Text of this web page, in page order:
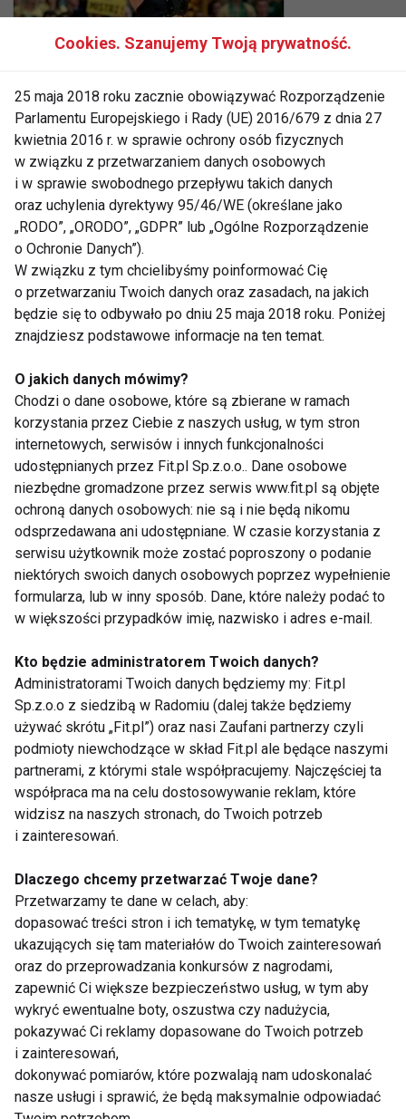
miejsca ekscytacji, gdyż atmosfera na hali dodała mi
otuchy.
męskich - obserwuje Twoje ruchy w meczowych
przerwach?
Ekscytację!! Występy przed liczną publicznością
trzeba kochać - to nieodłączny element tego sportu.
Im więcej ludzi na trybunach tym pewniej się czuję.
Brawa kibiców są dla nas największą nagrodą.
Taniecto Twój sposób na życie? Czy może robisz
coś innego na co dzień?
Właśnie ukończyłam kurs instruktora fitness.
Zamierzam dalej poszerzać swoje kwalifikacje w
dziedzinie prowadzenia zajęć i mam nadzieję też
zacząć pracę w tym zawodzie. Niedawno
ukończyłam studia na kierunku Psychologia w
Zarządzaniu. Poza tym dla relaksu uwielbiam czytać
książki i właśnie rozpoczęłam naukę j. włoskiego.
Ale taniec jest w moim życiu numerem jeden!
Przez kilka lat występów na pewno zdarzyły się
jakieś zabawne historie podczas tańca. Co
wspominasz najmilej?
Takich sytuacji było bardzo wiele. Kiedyś koleżanka
w wyniku szybkiego przebierania się między
układami założyła 2 lewe buty; sama zgubiłam
jednego podczas tańca. Druga koleżanka wybiegła
na układ, którego kompletnie nie znała i musiała
Cookies. Szanujemy Twoją prywatność.
25 maja 2018 roku zacznie obowiązywać Rozporządzenie
Parlamentu Europejskiego i Rady (UE) 2016/679 z dnia 27
kwietnia 2016 r. w sprawie ochrony osób fizycznych
w związku z przetwarzaniem danych osobowych
i w sprawie swobodnego przepływu takich danych
oraz uchylenia dyrektywy 95/46/WE (określane jako
„RODO”, „ORODO”, „GDPR” lub „Ogólne Rozporządzenie
o Ochronie Danych”).
W związku z tym chcielibyśmy poinformować Cię
o przetwarzaniu Twoich danych oraz zasadach, na jakich
będzie się to odbywało po dniu 25 maja 2018 roku. Poniżej
znajdziesz podstawowe informacje na ten temat.
O jakich danych mówimy?
Chodzi o dane osobowe, które są zbierane w ramach
korzystania przez Ciebie z naszych usług, w tym stron
internetowych, serwisów i innych funkcjonalności
udostępnianych przez Fit.pl Sp.z.o.o.. Dane osobowe
niezbędne gromadzone przez serwis www.fit.pl są objęte
ochroną danych osobowych: nie są i nie będą nikomu
odsprzedawana ani udostępniane. W czasie korzystania z
serwisu użytkownik może zostać poproszony o podanie
niektórych swoich danych osobowych poprzez wypełnienie
formularza, lub w inny sposób. Dane, które należy podać to
w większości przypadków imię, nazwisko i adres e-mail.
Kto będzie administratorem Twoich danych?
Administratorami Twoich danych będziemy my: Fit.pl
Sp.z.o.o z siedzibą w Radomiu (dalej także będziemy
używać skrótu „Fit.pl”) oraz nasi Zaufani partnerzy czyli
podmioty niewchodzące w skład Fit.pl ale będące naszymi
partnerami, z którymi stale współpracujemy. Najczęściej ta
współpraca ma na celu dostosowywanie reklam, które
widzisz na naszych stronach, do Twoich potrzeb
i zainteresowań.
Dlaczego chcemy przetwarzać Twoje dane?
Przetwarzamy te dane w celach, aby:
dopasować treści stron i ich tematykę, w tym tematykę
ukazujących się tam materiałów do Twoich zainteresowań
oraz do przeprowadzania konkursów z nagrodami,
zapewnić Ci większe bezpieczeństwo usług, w tym aby
wykryć ewentualne boty, oszustwa czy nadużycia,
pokazywać Ci reklamy dopasowane do Twoich potrzeb
i zainteresowań,
dokonywać pomiarów, które pozwalają nam udoskonalać
nasze usługi i sprawić, że będą maksymalnie odpowiadać